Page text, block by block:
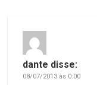
dante disse:
08/07/2013 às 0:00